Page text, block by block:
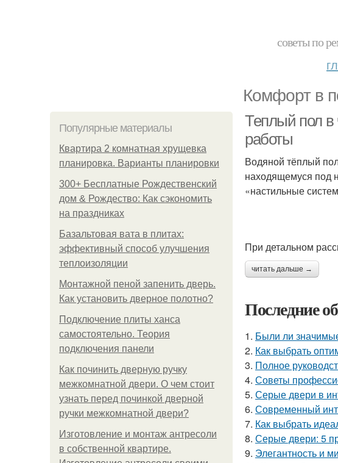
советы по
Комфорт в
Популярные материалы
Квартира 2 комнатная хрущевка
планировка. Варианты планировки
300+ Бесплатные Рождественский
дом & Рождество: Как сэкономить
на праздниках
Базальтовая вата в плитах:
эффективный способ улучшения
теплоизоляции
Монтажной пеной запенить дверь.
Как установить дверное полотно?
Подключение плиты ханса
самостоятельно. Теория
подключения панели
Как починить дверную ручку
межкомнатной двери. О чем стоит
узнать перед починкой дверной
ручки межкомнатной двери?
Изготовление и монтаж антресоли
в собственной квартире.
Теплый пол в
работы
Водяной тёплый
находящемуся под
«настильные
При детальном
читать дальше →
Последние
1. Были ли
2. Как выбрать
3. Полное
4. Советы
5. Серые двери в
6. Современный
7. Как выбрать
8. Серые двери: 5
9. Элегантность и